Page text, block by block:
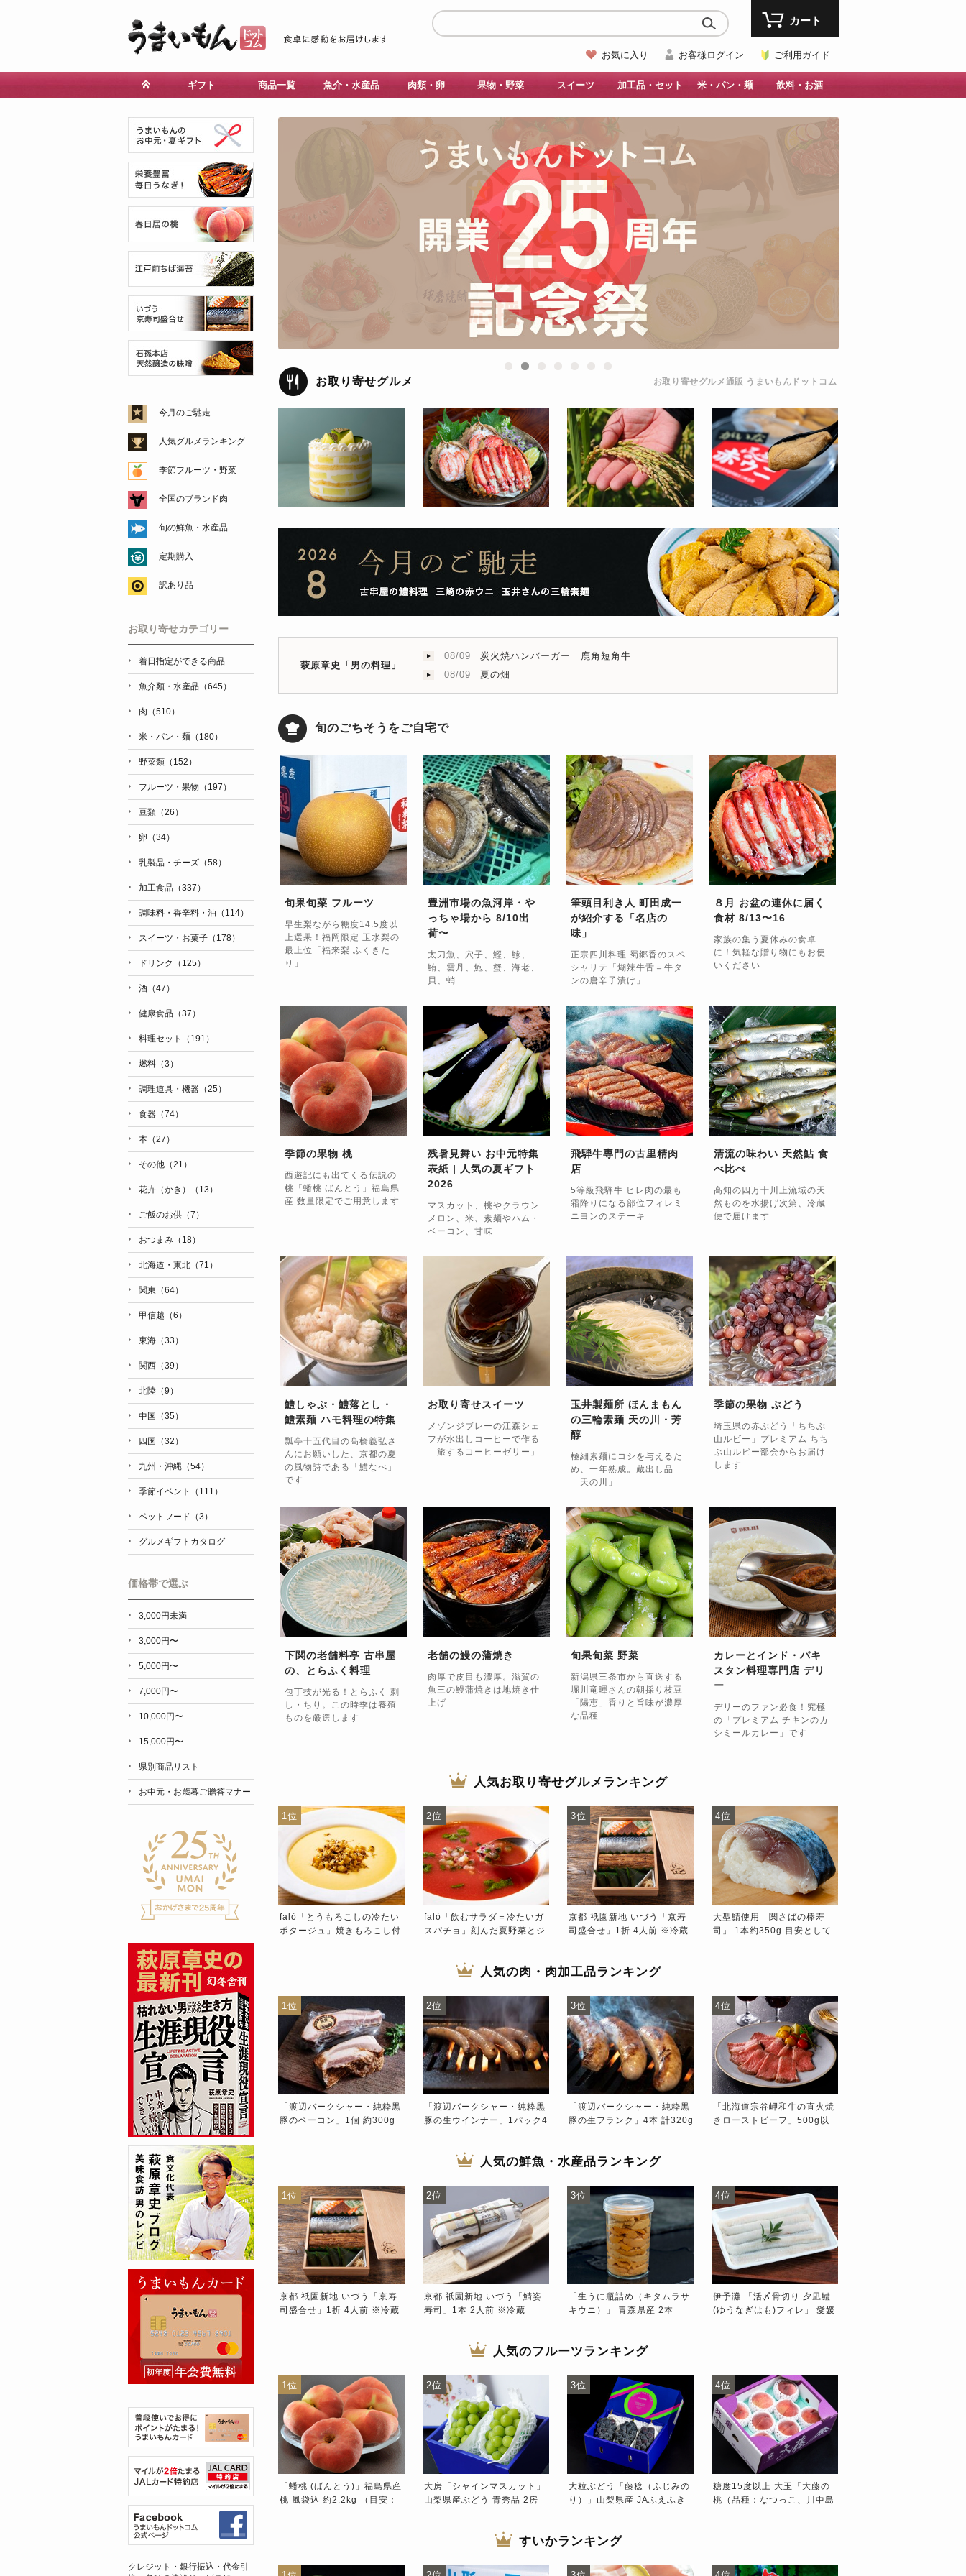
お気に入り お客様ログイン ご利用ガイド
カート
ギフト 商品一覧 魚介・水産品 肉類・卵 果物・野菜 スイーツ 加工品・セット 米・パン・麺 飲料・お酒
お取り寄せグルメ通販 うまいもんドットコム
お取り寄せグルメ
萩原章史「男の料理」
08/09
炭火焼ハンバーガー 鹿角短角牛
08/09
夏の畑
旬のごちそうをご自宅で
旬果旬菜 フルーツ
早生梨ながら糖度14.5度以
上選果！福岡限定 玉水梨の
最上位「福来梨 ふくきた
り」
豊洲市場の魚河岸・や
っちゃ場から 8/10出
荷〜
太刀魚、穴子、鰹、鯵、
鮪、雲丹、鮑、蟹、海老、
貝、蛸
筆頭目利き人 町田成一
が紹介する「名店の
味」
正宗四川料理 蜀郷香のスペ
シャリテ「煳辣牛舌＝牛タ
ンの唐辛子漬け」
８月 お盆の連休に届く
食材 8/13〜16
家族の集う夏休みの食卓
に！気軽な贈り物にもお使
いください
季節の果物 桃
西遊記にも出てくる伝説の
桃「蟠桃 ばんとう」福島県
産 数量限定でご用意します
残暑見舞い お中元特集
表紙 | 人気の夏ギフト
2026
マスカット、桃やクラウン
メロン、米、素麺やハム・
ベーコン、甘味
飛騨牛専門の古里精肉
店
5等級飛騨牛 ヒレ肉の最も
霜降りになる部位フィレミ
ニヨンのステーキ
清流の味わい 天然鮎 食
べ比べ
高知の四万十川上流域の天
然ものを水揚げ次第、冷蔵
便で届けます
鱧しゃぶ・鱧落とし・
鱧素麺 ハモ料理の特集
瓢亭十五代目の髙橋義弘さ
んにお願いした、京都の夏
の風物詩である「鱧なべ」
です
お取り寄せスイーツ
メゾンジブレーの江森シェ
フが水出しコーヒーで作る
「旅するコーヒーゼリー」
玉井製麺所 ほんまもん
の三輪素麺 天の川・芳
醇
極細素麺にコシを与えるた
め、一年熟成。蔵出し品
「天の川」
季節の果物 ぶどう
埼玉県の赤ぶどう「ちちぶ
山ルビー」プレミアム ちち
ぶ山ルビー部会からお届け
します
下関の老舗料亭 古串屋
の、とらふく料理
包丁技が光る！とらふく 刺
し・ちり。この時季は養殖
ものを厳選します
老舗の鰻の蒲焼き
肉厚で皮目も濃厚。滋賀の
魚三の鰻蒲焼きは地焼き仕
上げ
旬果旬菜 野菜
新潟県三条市から直送する
堀川竜暉さんの朝採り枝豆
「陽恵」香りと旨味が濃厚
な品種
カレーとインド・パキ
スタン料理専門店 デリ
ー
デリーのファン必食！究極
の「プレミアム チキンのカ
シミールカレー」です
人気お取り寄せグルメランキング
falò「ウニのクリームパス
グイネ80g ※冷凍
1位
falò「とうもろこしの冷たい
ポタージュ」焼きもろこし付
2位
falò「飲むサラダ＝冷たいガ
スパチョ」刻んだ夏野菜とジ
3位
京都 祇園新地 いづう「京寿
司盛合せ」1折 4人前 ※冷蔵
4位
大型鯖使用「関さばの棒寿
司」 1本約350g 目安として
人気の肉・肉加工品ランキング
10位
渡辺バークシャー・純粋黒豚
「赤身セット （シャトーブリ
アン・ロース・ハラミ）」 厚
切り 焼肉用 ヒレ約100g ロー
ス・ハラミ 各約200g 計約
500g 特製醤油ダレ付 ※冷凍
1位
「渡辺バークシャー・純粋黒
豚のベーコン」1個 約300g
2位
「渡辺バークシャー・純粋黒
豚の生ウインナー」1パック4
3位
「渡辺バークシャー・純粋黒
豚の生フランク」4本 計320g
4位
「北海道宗谷岬和牛の直火焼
きローストビーフ」500g以
人気の鮮魚・水産品ランキング
10位
「うなぎ蒲焼 缶詰」 浜名湖
産うなぎ使用 1缶 100g ※常
温 浜名湖食品
1位
京都 祇園新地 いづう「京寿
司盛合せ」1折 4人前 ※冷蔵
2位
京都 祇園新地 いづう「鯖姿
寿司」1本 2人前 ※冷蔵
3位
「生うに瓶詰め（キタムラサ
キウニ）」 青森県産 2本
4位
伊予灘 「活〆骨切り 夕凪鱧
(ゆうなぎはも)フィレ」 愛媛
人気のフルーツランキング
10位
糖度13.5度以上「一糖賞 幸
2.5kg（5〜8玉）化粧箱 風袋
込 ※冷蔵 JA新潟かがやき
1位
「蟠桃 (ばんとう)」福島県産
桃 風袋込 約2.2kg （目安：
2位
大房「シャインマスカット」
山梨県産ぶどう 青秀品 2房
3位
大粒ぶどう「藤稔（ふじみの
り）」山梨県産 JAふえふき
4位
糖度15度以上 大玉「大藤の
桃（品種：なつっこ、川中島
すいかランキング
今月のご馳走
人気グルメランキング
季節フルーツ・野菜
全国のブランド肉
旬の鮮魚・水産品
定期購入
訳あり品
お取り寄せカテゴリー
着日指定ができる商品
魚介類・水産品（645）
肉（510）
米・パン・麺（180）
野菜類（152）
フルーツ・果物（197）
豆類（26）
卵（34）
乳製品・チーズ（58）
加工食品（337）
調味料・香辛料・油（114）
スイーツ・お菓子（178）
ドリンク（125）
酒（47）
健康食品（37）
料理セット（191）
燃料（3）
調理道具・機器（25）
食器（74）
本（27）
その他（21）
花卉（かき）（13）
ご飯のお供（7）
おつまみ（18）
北海道・東北（71）
関東（64）
甲信越（6）
東海（33）
関西（39）
北陸（9）
中国（35）
四国（32）
九州・沖縄（54）
季節イベント（111）
ペットフード（3）
グルメギフトカタログ
価格帯で選ぶ
3,000円未満
3,000円〜
5,000円〜
7,000円〜
10,000円〜
15,000円〜
県別商品リスト
お中元・お歳暮ご贈答マナー
クレジット・銀行振込・代金引